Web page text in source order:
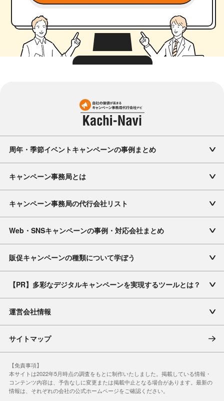
周年・季節イベントキャンペーンの事例まとめ
キャンペーン事務局とは
キャンペーン事務局の代行会社リスト
Web・SNSキャンペーンの事例・対応会社まとめ
販促キャンペーンの種類について学ぼう
【PR】多彩なデジタルキャンペーンを実現するツールとは？
運営会社情報
サイトマップ
【免責事項】
本サイトは2022年5月時点の調査をもとに制作いたしました。掲載している情報・
コンテンツ内容は、予告なしに変更または掲載中止となる場合があります。 最新の
情報は、それぞれの会社の公式ホームページをご確認ください。